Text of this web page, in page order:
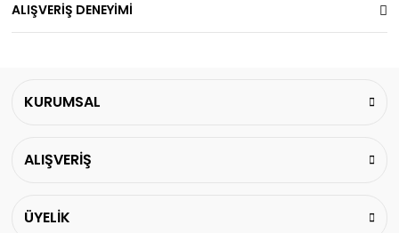
ALIŞVERİŞ DENEYİMİ
KURUMSAL
ALIŞVERİŞ
ÜYELİK